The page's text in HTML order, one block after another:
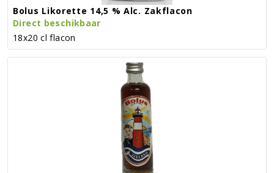
Bolus Likorette 14,5 % Alc. Zakflacon
Direct beschikbaar
18x20 cl flacon